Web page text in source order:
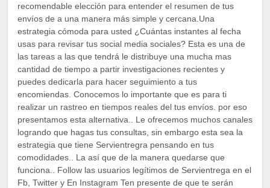
recomendable elección para entender el resumen de tus
envíos de a una manera más simple y cercana.Una
estrategia cómoda para usted ¿Cuántas instantes al fecha
usas para revisar tus social media sociales? Esta es una de
las tareas a las que tendrá le distribuye una mucha mas
cantidad de tiempo a partir investigaciones recientes y
puedes dedicarla para hacer seguimiento a tus
encomiendas. Conocemos lo importante que es para ti
realizar un rastreo en tiempos reales del tus envíos. por eso
presentamos esta alternativa.. Le ofrecemos muchos canales
logrando que hagas tus consultas, sin embargo esta sea la
estrategia que tiene Servientregra pensando en tus
comodidades.. La así que de la manera quedarse que
funciona.. Follow las usuarios legítimos de Servientrega en el
Fb, Twitter y En Instagram Ten presente de que te serán